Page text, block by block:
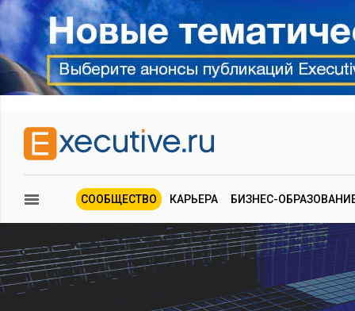
СООБЩЕСТВО КАРЬЕРА БИЗНЕС-